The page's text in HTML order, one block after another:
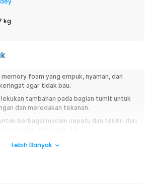
kg
foam yang empuk, nyaman, dan
agar tidak bau.
tambahan pada bagian tumit untuk
dan meredakan tekanan.
berbagai macam sepatu dan terdiri dari
Saatnya gunakan insole sepatu orthopedic
Lebih Banyak